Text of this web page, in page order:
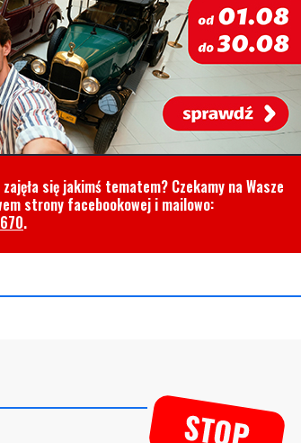
się jakimś tematem? Czekamy na Wasze
strony facebookowej i mailowo:
.